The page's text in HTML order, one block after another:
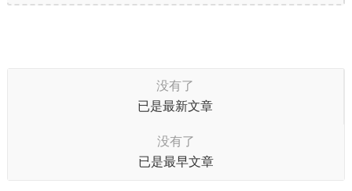
没有了
已是最新文章
没有了
已是最早文章